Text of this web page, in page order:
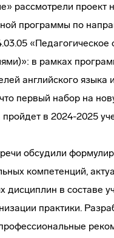
рассмотрели проект
программы по
«Педагогическое
в рамках
английского языка
первый набор на
в 2024-2025
обсудили
компетенций,
дисциплин в составе
практики.